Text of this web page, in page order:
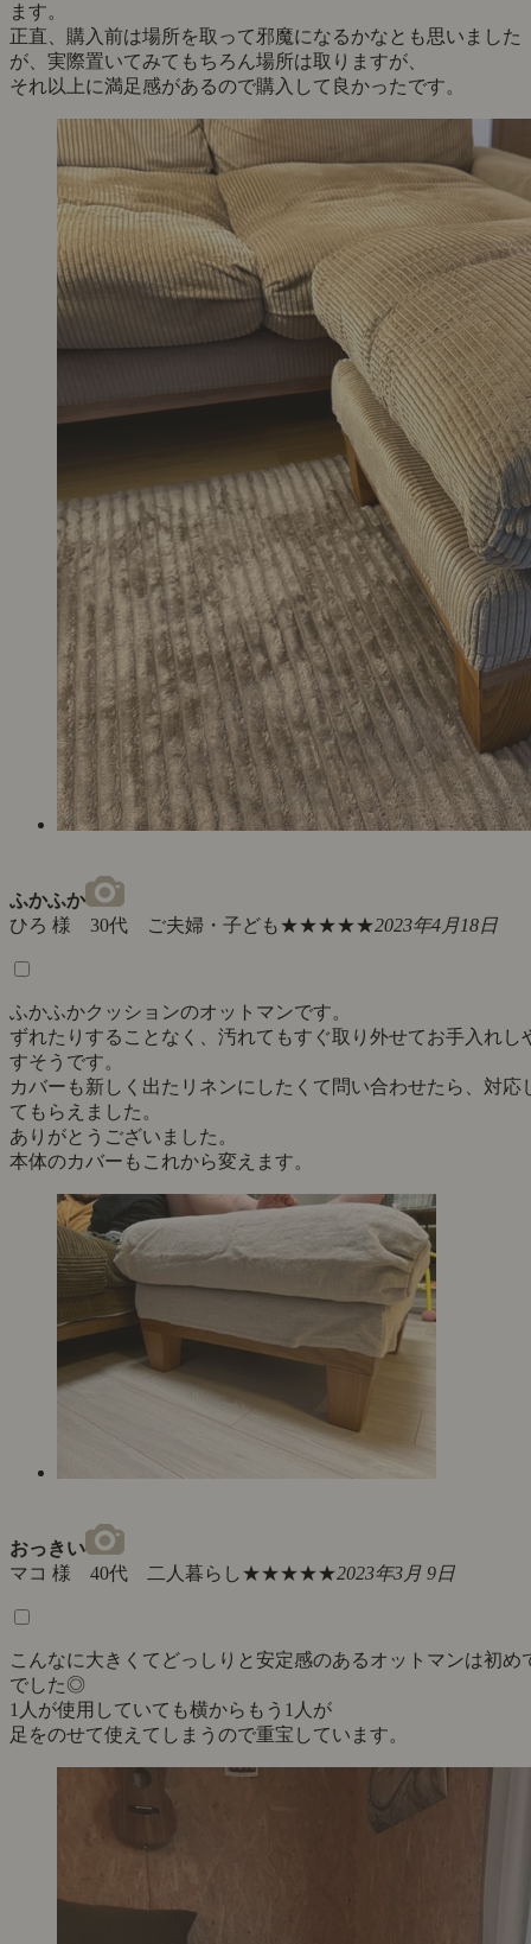
ます。
正直、購入前は場所を取って邪魔になるかなとも思いました
が、実際置いてみてもちろん場所は取りますが、
それ以上に満足感があるので購入して良かったです。
ふかふか
ひろ 様 30代 ご夫婦・子ども★★★★★2023年4月18日
ふかふかクッションのオットマンです。
ずれたりすることなく、汚れてもすぐ取り外せてお手入れし
すそうです。
カバーも新しく出たリネンにしたくて問い合わせたら、対応
てもらえました。
ありがとうございました。
本体のカバーもこれから変えます。
おっきい
マコ 様 40代 二人暮らし★★★★★2023年3月 9日
こんなに大きくてどっしりと安定感のあるオットマンは初め
でした◎
1人が使用していても横からもう1人が
足をのせて使えてしまうので重宝しています。